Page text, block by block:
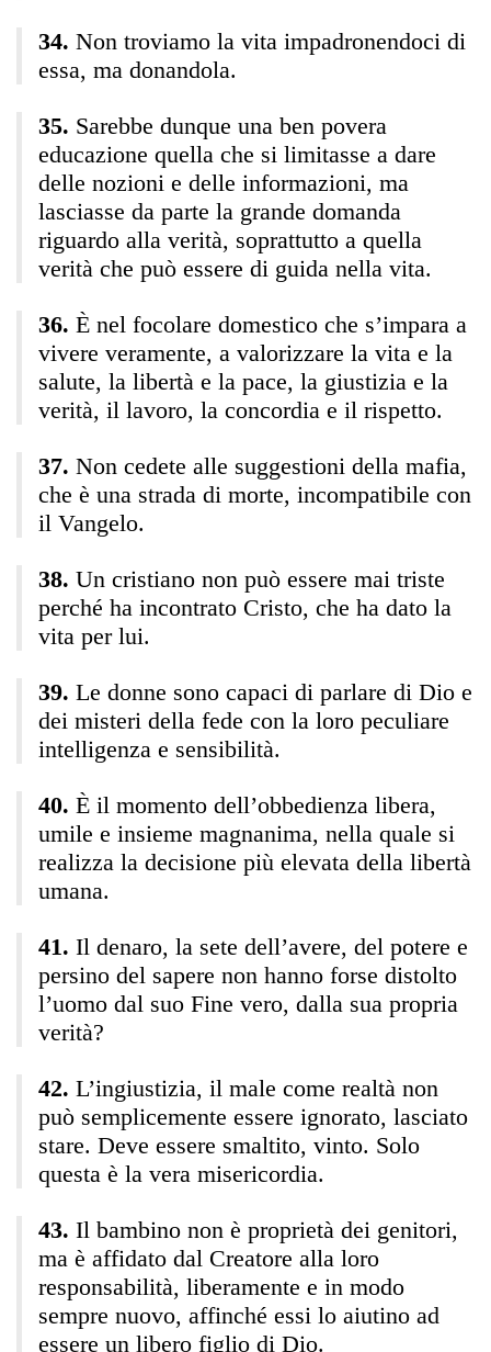
Non troviamo la vita impadronendoci di
essa, ma donandola.
Sarebbe dunque una ben povera
educazione quella che si limitasse a dare
delle nozioni e delle informazioni, ma
lasciasse da parte la grande domanda
riguardo alla verità, soprattutto a quella
verità che può essere di guida nella vita.
È nel focolare domestico che s’impara a
vivere veramente, a valorizzare la vita e la
salute, la libertà e la pace, la giustizia e la
verità, il lavoro, la concordia e il rispetto.
Non cedete alle suggestioni della mafia,
che è una strada di morte, incompatibile con
il Vangelo.
Un cristiano non può essere mai triste
perché ha incontrato Cristo, che ha dato la
vita per lui.
Le donne sono capaci di parlare di Dio e
dei misteri della fede con la loro peculiare
intelligenza e sensibilità.
È il momento dell’obbedienza libera,
umile e insieme magnanima, nella quale si
realizza la decisione più elevata della libertà
umana.
Il denaro, la sete dell’avere, del potere e
persino del sapere non hanno forse distolto
l’uomo dal suo Fine vero, dalla sua propria
verità?
L’ingiustizia, il male come realtà non
può semplicemente essere ignorato, lasciato
stare. Deve essere smaltito, vinto. Solo
questa è la vera misericordia.
Il bambino non è proprietà dei genitori,
ma è affidato dal Creatore alla loro
responsabilità, liberamente e in modo
sempre nuovo, affinché essi lo aiutino ad
essere un libero figlio di Dio.